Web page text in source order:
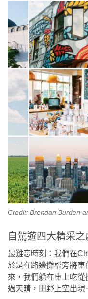
Credit: Brendan Burden
自駕遊四大精采之
最難忘時刻：我們在
於是在路邊攤檔旁將車
來，我們躲在車上吃
過天晴，田野上空出現